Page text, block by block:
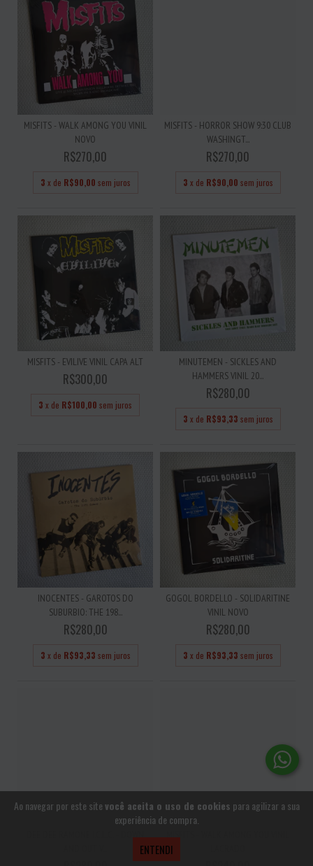
Ao navegar por este sitevocê aceita o uso de cookies para agilizar a sua
experiência de compra.
ENTENDI
MISFITS - WALK AMONG YOU VINIL
NOVO
R$270,00
3 x de R$90,00 sem juros
MISFITS - HORROR SHOW 9:30 CLUB
WASHINGT...
R$270,00
3 x de R$90,00 sem juros
MISFITS - EVILIVE VINIL CAPA ALT
R$300,00
3 x de R$100,00 sem juros
MINUTEMEN - SICKLES AND
HAMMERS VINIL 20...
R$280,00
3 x de R$93,33 sem juros
INOCENTES - GAROTOS DO
SUBURBIO: THE 198...
R$280,00
3 x de R$93,33 sem juros
GOGOL BORDELLO - SOLIDARITINE
VINIL NOVO
R$280,00
3 x de R$93,33 sem juros
DEE DEE RAMONE I.C.L.C. - DOWN
MISFITS - WALK AMONG YOU VINIL